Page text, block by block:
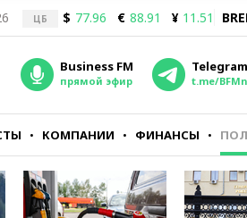
ЦБ $ 77.96 € 88.91 ¥ 11.51
Business FM
прямой эфир
Telegram
t.me/
КОМПАНИИ ФИНАНСЫ